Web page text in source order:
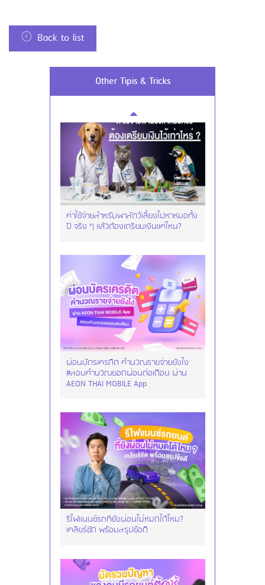
Back to list
Other Tipis & Tricks
Using AEON Cards - Using your Card
ค่าใช้จ่ายสำหรับพาสัตว์เลี้ยงไปหาหมอทั้ง
ปี จริง ๆ แล้วต้องเตรียมเงินแค่ไหน?
ผ่อนบัตรเครดิต คำนวณรายจ่ายยังไง
#สอนคำนวณยอดผ่อนต่อเดือน ผ่าน
AEON THAI MOBILE App
รีไฟแนนซ์รถที่ยังผ่อนไม่หมดได้ไหม?
เคลียร์ชัด พร้อมสรุปข้อดี